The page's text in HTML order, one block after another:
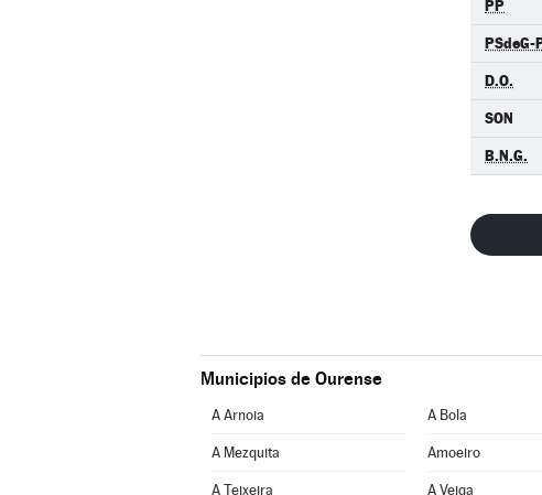
PP
PSdeG-
D.O.
SON
B.N.G.
Municipios de Ourense
A Arnoia A Bola
A Mezquita Amoeiro
A Teixeira A Veiga